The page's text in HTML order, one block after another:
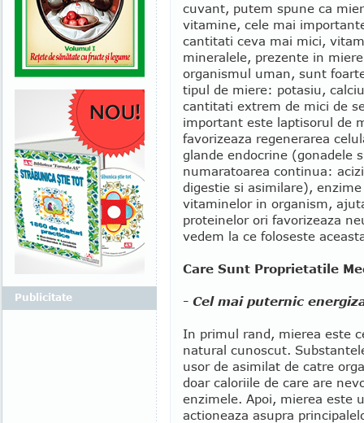
cuvant, putem spune ca
vitamine, cele mai
cantitati ceva mai mici,
mineralele, prezente in
organismul uman, sunt
tipul de miere: potasiu,
cantitati extrem de mici de
important este laptisorul de
favorizeaza regenerarea
glande endocrine (gonadele
numaratoarea continua:
digestie si asimilare),
vitaminelor in organism,
proteinelor ori favorizeaza
vedem la ce foloseste
Care Sunt Proprietatile
- Cel mai puternic
In primul rand, mierea este
natural cunoscut.
usor de asimilat de catre
doar caloriile de care are
enzimele. Apoi, mierea este
actioneaza asupra
Publicitate